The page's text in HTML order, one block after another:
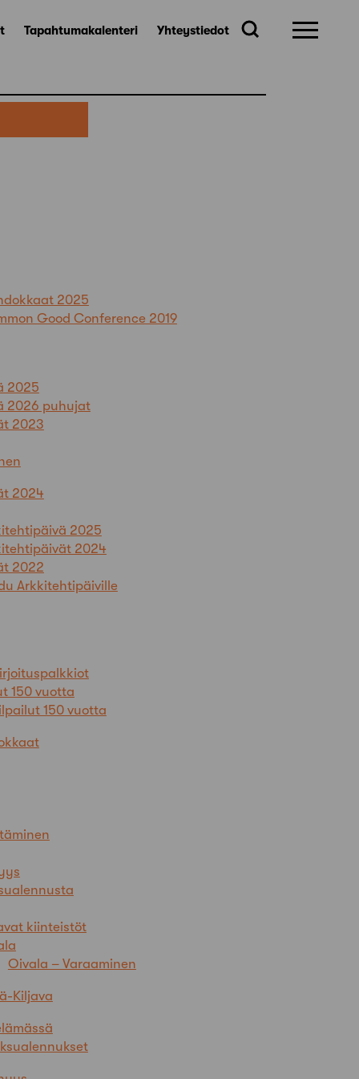
Tapahtumakalenteri Yhteystiedot
2025
Good Conference 2019
2025
2026 puhujat
2023
2024
2025
2024
2022
Arkkitehtipäiville
150 vuotta
150 vuotta
kiinteistöt
Oivala – Varaaminen
Kiljava